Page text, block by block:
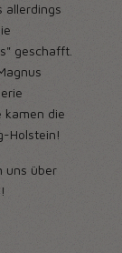
allerdings
geschafft.
kamen die
Holstein!
uns über